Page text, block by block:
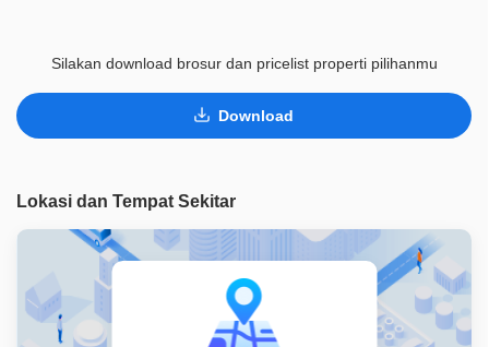
Legalitas SHM
Silakan download brosur dan pricelist properti pilihanmu
Download
Lokasi dan Tempat Sekitar